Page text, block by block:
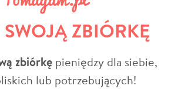
ZBIÓRKĘ
zbiórkę pieniędzy dla siebie,
lub potrzebujących!